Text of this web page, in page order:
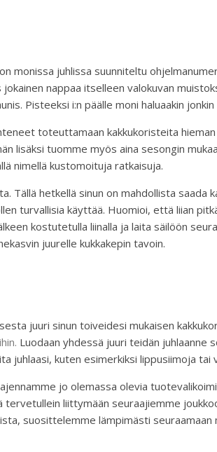
monissa juhlissa suunniteltu
nappaa itselleen valokuvan
Pisteeksi i:n päälle moni haluaakin
toteuttamaan kakkukoristeita
lisäksi tuomme myös aina sesongin
nimellä kustomoituja ratkaisuja.
Tällä hetkellä sinun on mahdollista saada
turvallisia käyttää. Huomioi, että liian
kostutetulla liinalla ja laita säilöön
juurelle kukkakepin tavoin.
juuri sinun toiveidesi mukaisen
Luodaan yhdessä juuri teidän juhlaanne
kuten esimerkiksi lippusiimoja tai
jo olemassa olevia
liittymään seuraajiemme
suosittelemme lämpimästi seuraamaan